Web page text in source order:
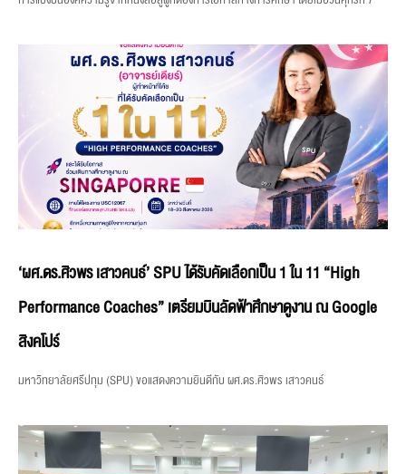
‘ผศ.ดร.ศิวพร เสาวคนธ์’ SPU ได้รับคัดเลือกเป็น 1 ใน 11 “High
Performance Coaches” เตรียมบินลัดฟ้าศึกษาดูงาน ณ Google
สิงคโปร์
มหาวิทยาลัยศรีปทุม (SPU) ขอแสดงความยินดีกับ ผศ.ดร.ศิวพร เสาวคนธ์